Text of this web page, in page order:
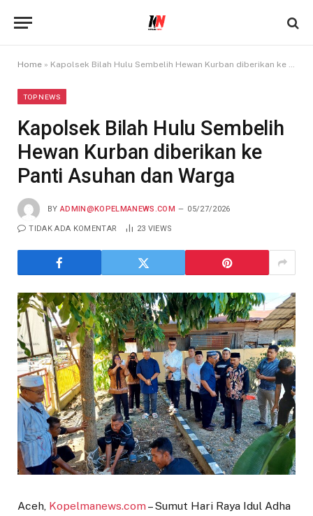
Home » Kapolsek Bilah Hulu Sembelih Hewan Kurban diberikan ke Panti Asuhan dan Warga
TOP NEWS
Kapolsek Bilah Hulu Sembelih
Hewan Kurban diberikan ke
Panti Asuhan dan Warga
BY ADMIN@KOPELMANEWS.COM 05/27/2026
TIDAK ADA KOMENTAR 23 VIEWS
Aceh, Kopelmanews.com– Sumut Hari Raya Idul Adha